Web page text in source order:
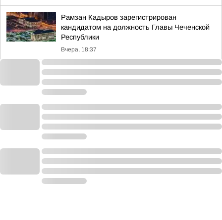
Рамзан Кадыров зарегистрирован
кандидатом на должность Главы Чеченской
Республики
Вчера, 18:37